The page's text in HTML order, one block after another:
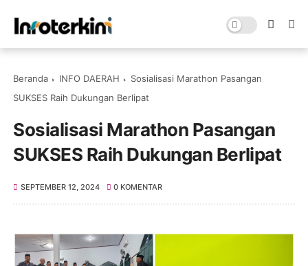
Beranda INFO DAERAH
Sosialisasi Marathon Pasangan
SUKSES Raih Dukungan Berlipat
Sosialisasi Marathon Pasangan
SUKSES Raih Dukungan Berlipat
SEPTEMBER 12, 2024 0 KOMENTAR